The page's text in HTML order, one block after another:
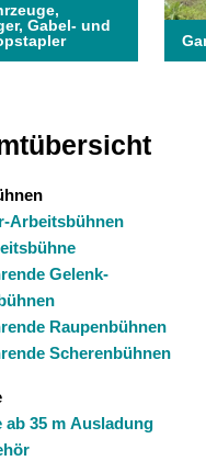
Gabel- und
Arbeitsbühnen
Gelenk-
Raupenbühnen
Scherenbühnen
ab 35 m Ausladung